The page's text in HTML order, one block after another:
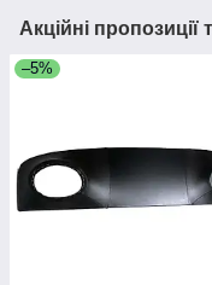
Акційні пропозиції
–5%